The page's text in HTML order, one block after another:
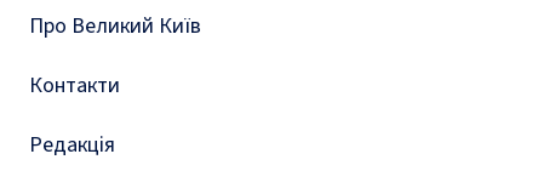
Про Великий Київ
Контакти
Редакція